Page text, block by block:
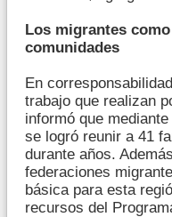
Los migrantes
comunidades
En
trabajo que realizan
informó que
se logró reunir a 41
durante años.
federaciones
básica para esta
recursos del